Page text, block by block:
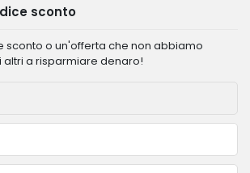
sconto
sconto o un'offerta che non abbiamo
altri a risparmiare denaro!